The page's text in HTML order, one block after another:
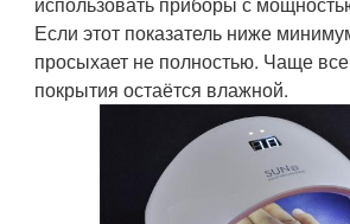
Если этот показатель ниже
просыхает не полностью. Чаще
покрытия остаётся влажной.